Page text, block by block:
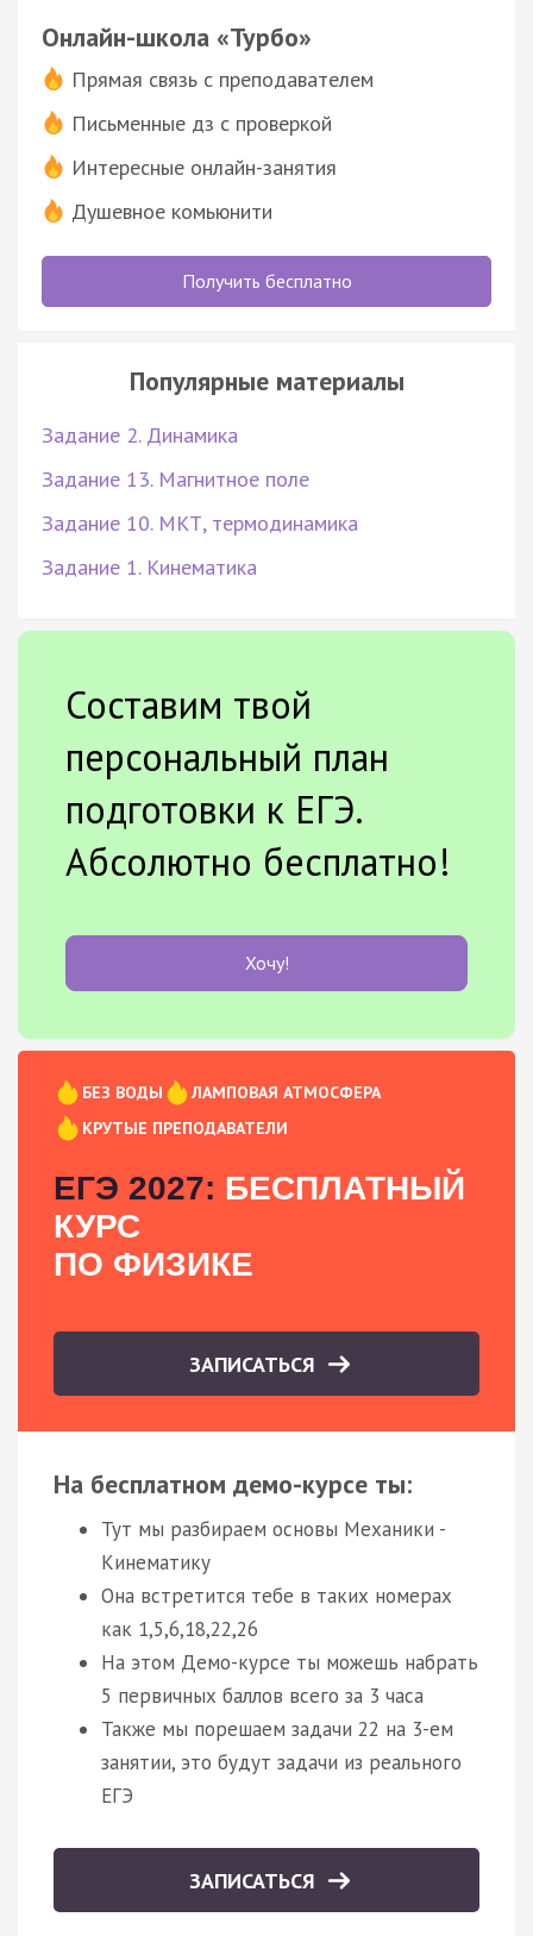
Онлайн-школа «Турбо»
Прямая связь с преподавателем
Письменные дз с проверкой
Интересные онлайн-занятия
Душевное комьюнити
Получить бесплатно
Популярные материалы
Задание 2. Динамика
Задание 13. Магнитное поле
Задание 10. МКТ, термодинамика
Задание 1. Кинематика
Составим твой
персональный план
подготовки к ЕГЭ.
Абсолютно бесплатно!
Хочу!
БЕЗ ВОДЫ
ЛАМПОВАЯ АТМОСФЕРА
КРУТЫЕ ПРЕПОДАВАТЕЛИ
ЕГЭ 2027: БЕСПЛАТНЫЙ
КУРС
ПО ФИЗИКЕ
ЗАПИСАТЬСЯ
На бесплатном демо-курсе ты:
Тут мы разбираем основы Механики -
Кинематику
Она встретится тебе в таких номерах
как 1,5,6,18,22,26
На этом Демо-курсе ты можешь набрать
5 первичных баллов всего за 3 часа
Также мы порешаем задачи 22 на 3-ем
занятии, это будут задачи из реального
ЕГЭ
ЗАПИСАТЬСЯ